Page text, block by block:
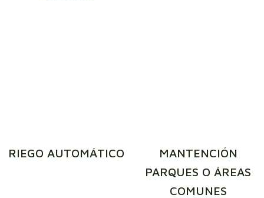
MANTENCIÓN
PARQUES O ÁREAS
COMUNES
RIEGO AUTOMÁTICO